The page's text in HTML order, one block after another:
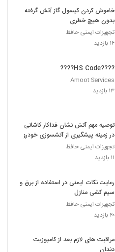
خاموش کردن کپسول گاز آتش گرفته
بدون هیچ خطری
تجهیزات ایمنی حافظ
۱۶ بازدید
????️HS Code????️
Amoot Services
۱۳ بازدید
توصیه مهم آتش نشان فداکار کاشانی
در زمینه پیشگیری از آتشسوزی خودرو
تجهیزات ایمنی حافظ
۱۱ بازدید
رعایت نکات ایمنی در استفاده از برق و
سیم کشی منازل
تجهیزات ایمنی حافظ
۲۰ بازدید
مراقبت های لازم بعد از کامپوزیت
دندان